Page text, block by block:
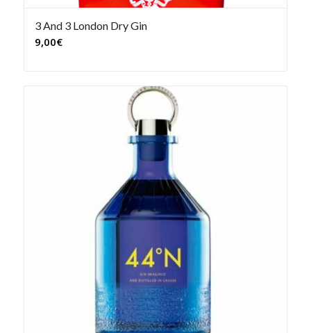
3 And 3 London Dry Gin
9,00€